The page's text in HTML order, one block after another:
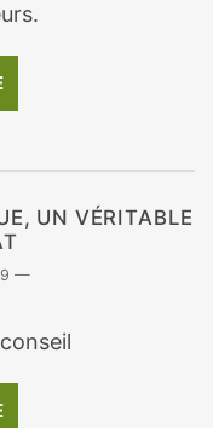
UN VÉRITABLE